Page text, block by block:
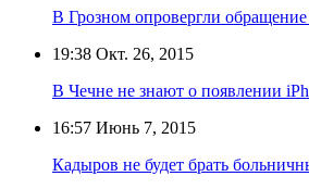
В Грозном опровергли
19:38 Окт. 26, 2015
В Чечне не знают о появлении
16:57 Июнь 7, 2015
Кадыров не будет брать